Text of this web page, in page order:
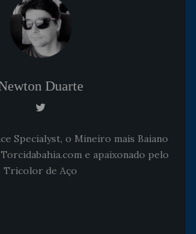
Duarte
Specialyst, o Mineiro mais Baiano
e apaixonado pelo
Tricolor de Aço